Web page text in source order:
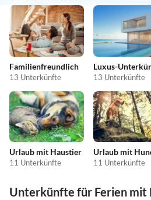
Familienfreundlich
13 Unterkünfte
Luxus-
13 Unterkünfte
Urlaub mit Haustier
11 Unterkünfte
Urlaub mit
11 Unterkünfte
Unterkünfte für Ferien mit